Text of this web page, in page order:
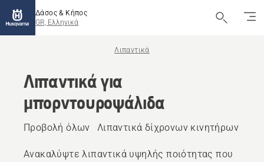
Δάσος & Κήπος
GR, Ελληνικά
Λιπαντικά
Λιπαντικά για
μπορντουροψάλιδα
Προβολή όλων Λιπαντικά δίχρονων κινητήρων
Ανακαλύψτε λιπαντικά υψηλής ποιότητας που